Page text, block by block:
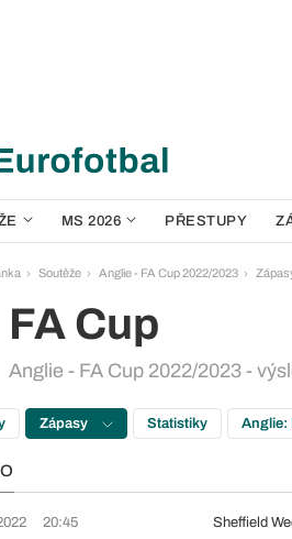
MS 2026 PŘESTUPY
Soutěže Anglie - FA Cup 2022/2023
FA Cup
Anglie - FA Cup 2022/2023 -
Zápasy Statistiky Anglie:
20:45 Sheffield